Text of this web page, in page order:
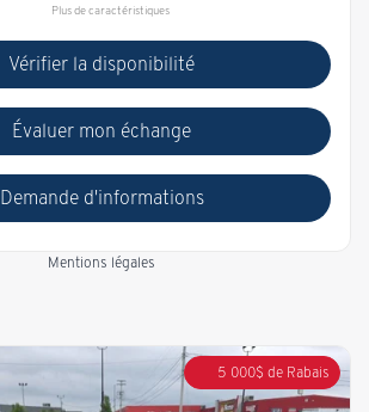
Plus de caractéristiques
Vérifier la disponibilité
Évaluer mon échange
Demande d'informations
Mentions légales
5 000$ de Rabais